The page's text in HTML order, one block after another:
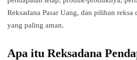
Reksadana Pasar Uang, dan pilihan reksa
yang paling aman.
Apa itu Reksadana